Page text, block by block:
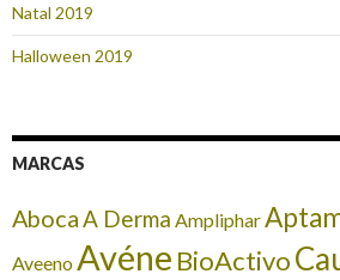
Natal 2019
Halloween 2019
MARCAS
AbocaA Derma Ampliphar
Aveeno Avéne BioActivo